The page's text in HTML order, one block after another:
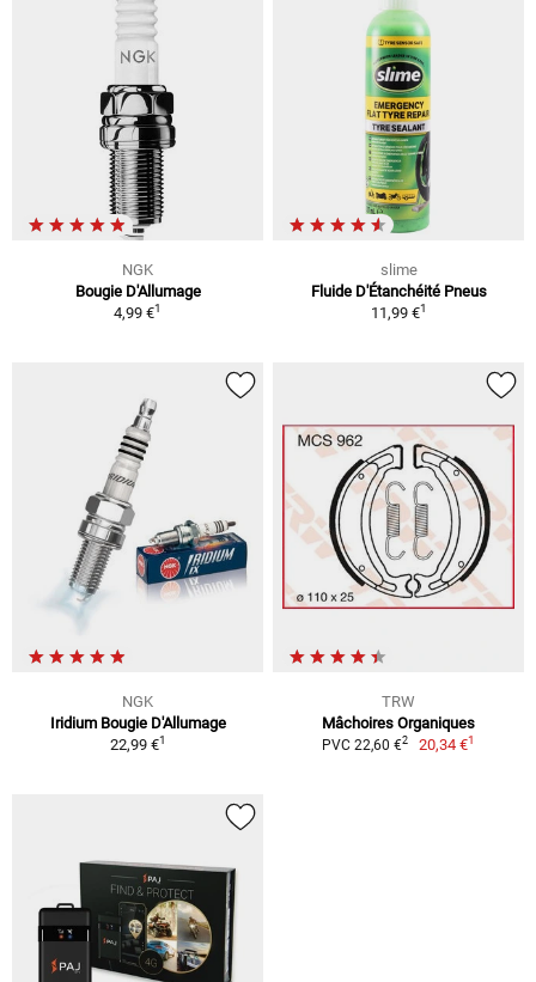
NGK
Bougie D'Allumage
4,99 €1
slime
Fluide D'Étanchéité Pneus
11,99 €1
NGK
Iridium Bougie D'Allumage
22,99 €1
TRW
Mâchoires Organiques
PVC 22,60 €2 20,34 €1